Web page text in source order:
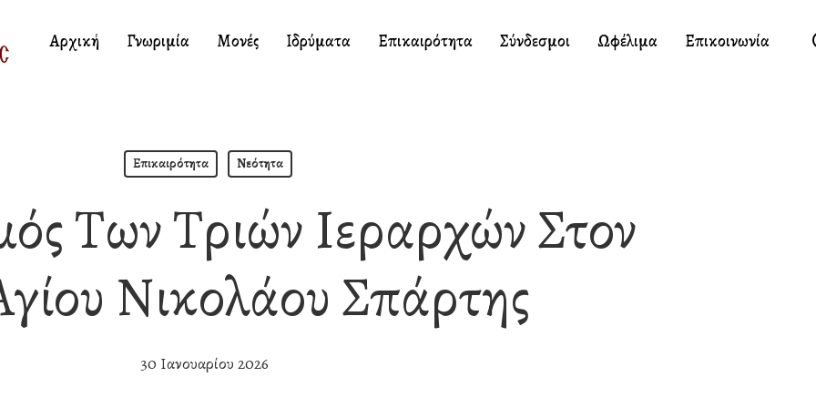
Αρχική Γνωριμία Μονές Ιδρύματα Επικαιρότητα Σύνδεσμοι Ωφέλιμα Επικοινωνία
Επικαιρότητα Νεότητα
Των Τριών Ιεραρχών Στον
Νικολάου Σπάρτης
30 Ιανουαρίου 2026